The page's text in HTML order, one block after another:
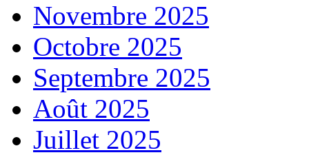
Novembre 2025
Octobre 2025
Septembre 2025
Août 2025
Juillet 2025